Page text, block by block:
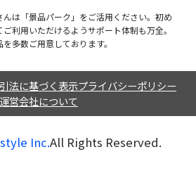
は「景品パーク」をご活用ください。初め
利用いただけるようサポート体制も万全。
多数ご用意しております。
法に基づく表示プライバシーポリシー
運営会社について
Inc.All Rights Reserved.